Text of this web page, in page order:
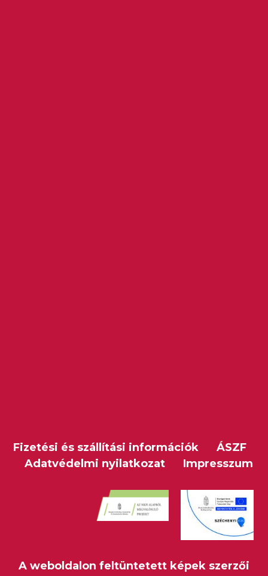
Fizetési és szállítási információk
ÁSZF
Adatvédelmi nyilatkozat
Impresszum
A weboldalon feltüntetett képek szerzői